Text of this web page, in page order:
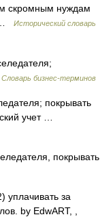
скромным нуждам
…
Исторический словарь
Словарь бизнес-терминов
покрывать
учет …
покрывать
уплачивать за
by EdwART, ,